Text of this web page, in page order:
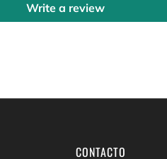
Write a review
CONTACTO